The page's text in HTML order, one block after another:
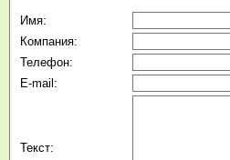
Имя:
Компания:
Телефон:
E-mail:
Текст: